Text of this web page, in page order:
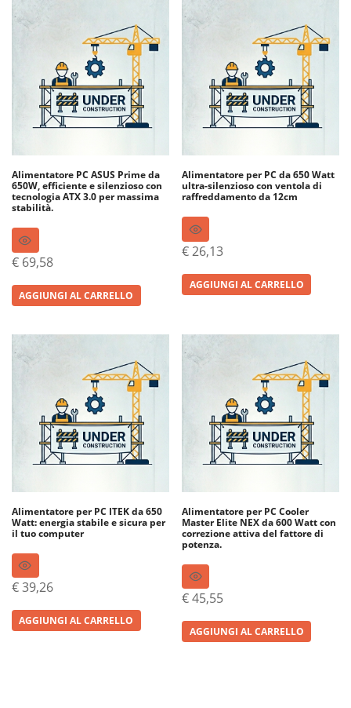
Alimentatore PC ASUS Prime da
650W, efficiente e silenzioso con
tecnologia ATX 3.0 per massima
stabilità.
€ 69,58
AGGIUNGI AL CARRELLO
Alimentatore per PC da 650 Watt
ultra-silenzioso con ventola di
raffreddamento da 12cm
€26,13
AGGIUNGI AL CARRELLO
Alimentatore per PC ITEK da 650
Watt: energia stabile e sicura per
il tuo computer
€39,26
AGGIUNGI AL CARRELLO
Alimentatore per PC Cooler
Master Elite NEX da 600 Watt con
correzione attiva del fattore di
potenza.
€45,55
AGGIUNGI AL CARRELLO